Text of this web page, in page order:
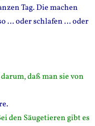
Tag. Die machen
… oder schlafen … oder
daß man sie von
den Säugetieren gibt es